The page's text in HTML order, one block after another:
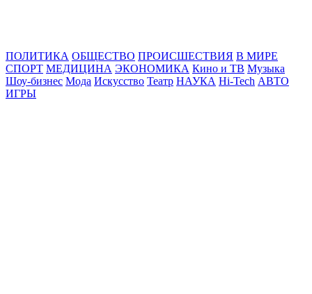
ПОЛИТИКА ОБЩЕСТВО ПРОИСШЕСТВИЯ В МИРЕ
СПОРТ МЕДИЦИНА ЭКОНОМИКА Кино и ТВ Музыка
Шоу-бизнес Мода Искусство Театр НАУКА Hi-Tech АВТО
ИГРЫ